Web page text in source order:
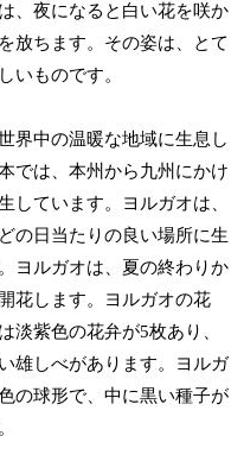
、夜になると白い花を咲か
放ちます。その姿は、とて
いものです。
界中の温暖な地域に生息し
では、本州から九州にかけ
しています。ヨルガオは、
の日当たりの良い場所に生
ヨルガオは、夏の終わりか
花します。ヨルガオの花
淡紫色の花弁が5枚あり、
雄しべがあります。ヨルガ
の球形で、中に黒い種子が